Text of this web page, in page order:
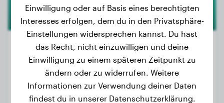
Gewicht:
Alter:
2 Jahre, 8 Monate
Geschlecht:
Hündinn
Einwilligung oder auf Basis eines berechtigten
Interesses erfolgen, dem du in den Privatsphäre-
Einstellungen widersprechen kannst. Du hast
das Recht, nicht einzuwilligen und deine
Einwilligung zu einem späteren Zeitpunkt zu
ändern oder zu widerrufen. Weitere
Informationen zur Verwendung deiner Daten
findest du in unserer Datenschutzerklärung.